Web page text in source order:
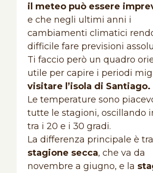
il meteo può essere
e che negli ultimi anni i
cambiamenti climatici
difficile fare previsioni
Ti faccio però un quadro
utile per capire i periodi
visitare l’isola di Santiago.
Le temperature sono
tutte le stagioni, oscillando
tra i 20 e i 30 gradi.
La differenza principale è
stagione secca, che va da
novembre a giugno, e la